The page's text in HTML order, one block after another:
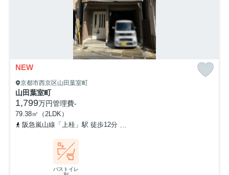
NEW
京都市西京区山田葉室町
山田葉室町
1,799万円管理費-
79.38㎡（2LDK）
阪急嵐山線「上桂」駅 徒歩12分
バストイレ